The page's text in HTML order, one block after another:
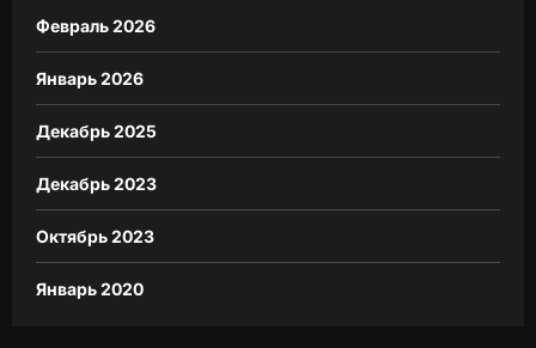
Февраль 2026
Январь 2026
Декабрь 2025
Декабрь 2023
Октябрь 2023
Январь 2020